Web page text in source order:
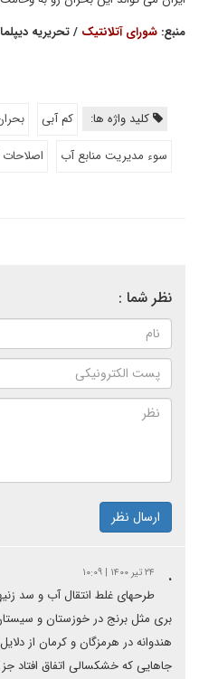
منبع: شورای آتلانتیک / تحریریه
کلید واژه ها: کم آبی
سوء مدیریت منابع آب
نظر شما :
ارسال نظر
. ۲۴ تیر ۱۴۰۰ | ۱۰:۰۹
طرحهای غلط انتقال آب و سد
بری مثل برنج در خوزستان و
هندوانه در هرمزگان و کرمان از
جاهایی که خشکسالی اتفاق افتاد